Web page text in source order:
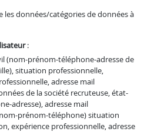
les données/catégories de données à
:
(nom-prénom-téléphone-adresse de
situation professionnelle,
adresse mail
de la société recruteuse, état-
adresse), adresse mail
prénom-téléphone) situation
expérience professionnelle, adresse